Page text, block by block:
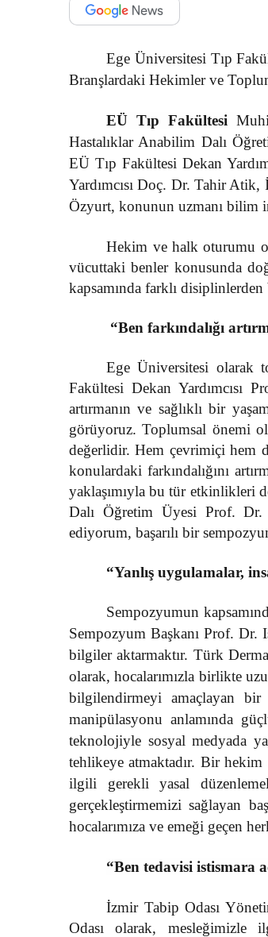
Ege Üniversitesi Tıp
Branşlardaki Hekimler ve
EÜ Tıp Fakültesi
Hastalıklar Anabilim Dalı
EÜ Tıp Fakültesi Dekan
Yardımcısı Doç. Dr. Tahir
Özyurt, konunun uzmanı bilim
Hekim ve halk oturumu
vücuttaki benler konusunda
kapsamında farklı
“Ben farkındalığı
Ege Üniversitesi olarak
Fakültesi Dekan Yardımcısı
artırmanın ve sağlıklı bir
görüyoruz. Toplumsal önemi
değerlidir. Hem çevrimiçi hem
konulardaki farkındalığını
yaklaşımıyla bu tür etkinlikleri
Dalı Öğretim Üyesi Prof. Dr.
ediyorum, başarılı bir
“Yanlış uygulamalar,
Sempozyumun
Sempozyum Başkanı Prof. Dr.
bilgiler aktarmaktır. Türk
olarak, hocalarımızla birlikte
bilgilendirmeyi amaçlayan
manipülasyonu anlamında
teknolojiyle sosyal medyada
tehlikeye atmaktadır. Bir
ilgili gerekli yasal
gerçekleştirmemizi sağlayan
hocalarımıza ve emeği geçen
“Ben tedavisi istismara
İzmir Tabip Odası
Odası olarak, mesleğimizle